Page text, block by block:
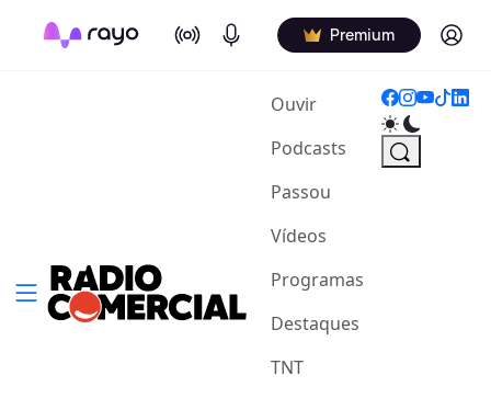
On Air Podcasts Premium Log in
Ouvir(current)
Podcasts
Passou
Vídeos
Programas
Destaques
TNT